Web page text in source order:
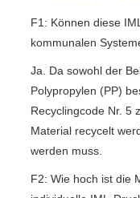
F1: Können diese
kommunalen
Ja. Da sowohl der
Polypropylen (PP)
Recyclingcode Nr. 5
Material recycelt
werden muss.
F2: Wie hoch ist die